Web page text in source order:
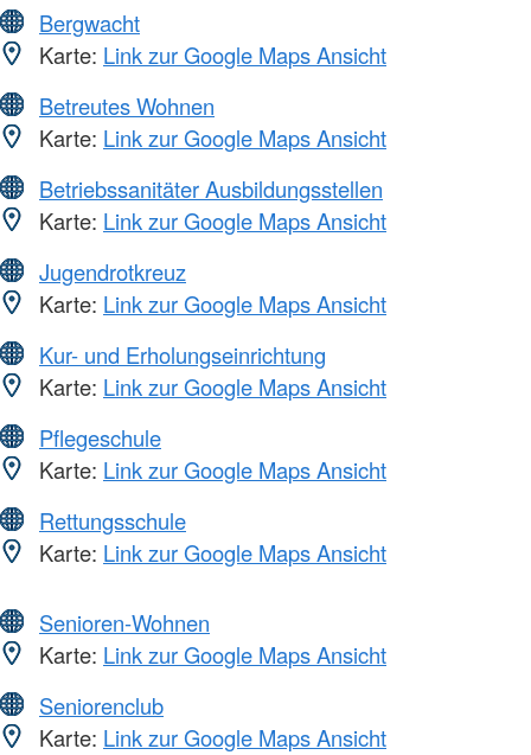
Bergwacht
Karte: Link zur Google Maps Ansicht
Betreutes Wohnen
Karte: Link zur Google Maps Ansicht
Betriebssanitäter Ausbildungsstellen
Karte: Link zur Google Maps Ansicht
Jugendrotkreuz
Karte: Link zur Google Maps Ansicht
Kur- und Erholungseinrichtung
Karte: Link zur Google Maps Ansicht
Pflegeschule
Karte: Link zur Google Maps Ansicht
Rettungsschule
Karte: Link zur Google Maps Ansicht
Senioren-Wohnen
Karte: Link zur Google Maps Ansicht
Seniorenclub
Karte: Link zur Google Maps Ansicht